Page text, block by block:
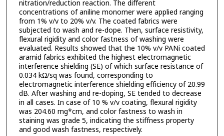
nitration/reduction reaction. The different
concentrations of aniline monomer were applied ranging
from 1% v/v to 20% v/v. The coated fabrics were
subjected to wash and re-dope. Then, surface resistivity,
flexural rigidity and color fastness of washing were
evaluated. Results showed that the 10% v/v PANi coated
aramid fabrics exhibited the highest electromagnetic
interference shielding (SE) of which surface resistance of
0.034 kΩ/sq was found, corresponding to
electromagnetic interference shielding efficiency of 20.99
dB. After washing and re-doping, SE tended to decrease
in all cases. In case of 10 % v/v coating, flexural rigidity
was 204.60 mg*cm, and color fastness to wash in
staining was grade 5, indicating the stiffness property
and good wash fastness, respectively.